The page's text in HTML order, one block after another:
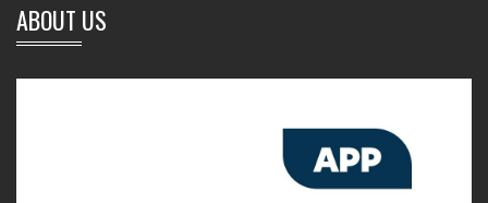
ABOUT US